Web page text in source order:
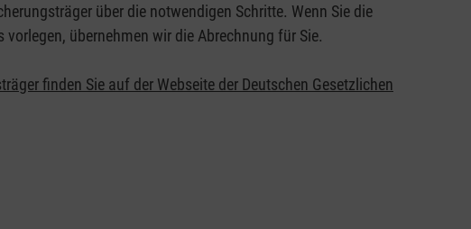
über die notwendigen Schritte. Wenn Sie die
übernehmen wir die Abrechnung für Sie.
finden Sie auf der Webseite der Deutschen Gesetzlichen